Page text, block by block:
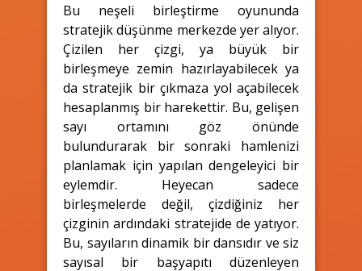
Bu neşeli birleştirme oyununda
stratejik düşünme merkezde yer alıyor.
Çizilen her çizgi, ya büyük bir
birleşmeye zemin hazırlayabilecek ya
da stratejik bir çıkmaza yol açabilecek
hesaplanmış bir harekettir. Bu, gelişen
sayı ortamını göz önünde
bulundurarak bir sonraki hamlenizi
planlamak için yapılan dengeleyici bir
eylemdir. Heyecan sadece
birleşmelerde değil, çizdiğiniz her
çizginin ardındaki stratejide de yatıyor.
Bu, sayıların dinamik bir dansıdır ve siz
sayısal bir başyapıtı düzenleyen